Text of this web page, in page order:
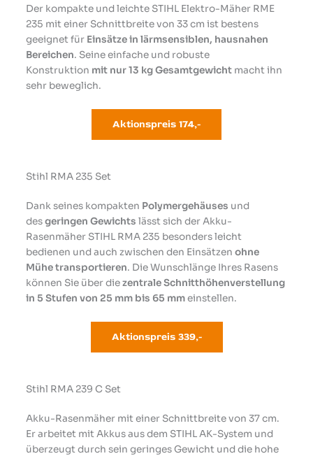
Der kompakte und leichte STIHL Elektro-Mäher RME
235 mit einer Schnittbreite von 33 cm ist bestens
geeignet für Einsätze in lärmsensiblen, hausnahen
Bereichen. Seine einfache und robuste
Konstruktion mit nur 13 kg Gesamtgewicht macht ihn
sehr beweglich.
Aktionspreis 174,-
Stihl RMA 235 Set
Dank seines kompakten Polymergehäuses und
desgeringen Gewichts lässt sich der Akku-
Rasenmäher STIHL RMA 235 besonders leicht
bedienen und auch zwischen den Einsätzenohne
Mühe transportieren. Die Wunschlänge Ihres Rasens
können Sie über diezentrale Schnitthöhenverstellung
in 5 Stufen von 25 mm bis 65 mmeinstellen.
Aktionspreis 339,-
Stihl RMA 239 C Set
Akku-Rasenmäher mit einer Schnittbreite von 37 cm.
Er arbeitet mit Akkus aus dem STIHL AK-System und
überzeugt durch sein geringes Gewicht und die hohe